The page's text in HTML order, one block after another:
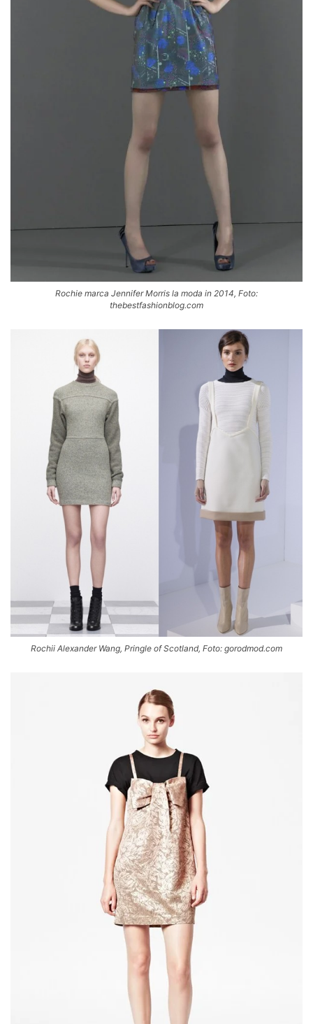
Rochie marca Jennifer Morris la moda in 2014, Foto:
thebestfashionblog.com
Rochii Alexander Wang, Pringle of Scotland, Foto: gorodmod.com